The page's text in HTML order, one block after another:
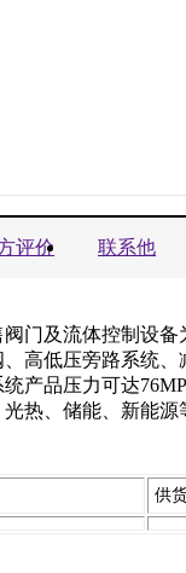
评价 联系他
门及流体控制设
高低压旁路系统
产品压力可达
热、储能、新能源
供